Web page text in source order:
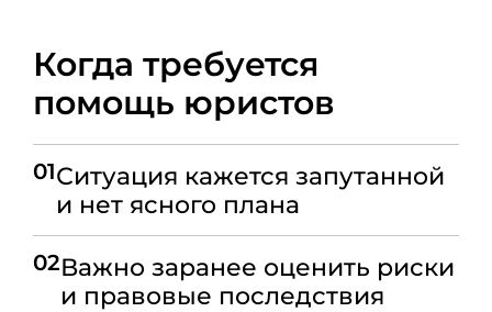
Когда требуется
помощь юристов
01Ситуация кажется запутанной
и нет ясного плана
02Важно заранее оценить риски
и правовые последствия